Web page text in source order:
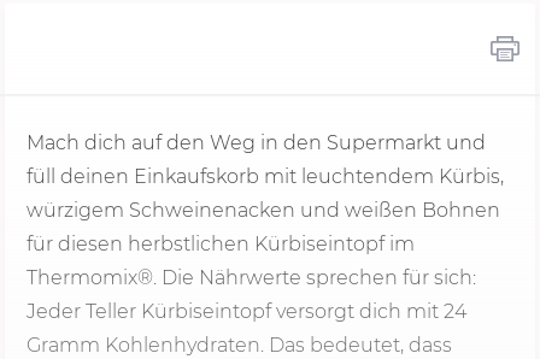
Mach dich auf den Weg in den Supermarkt und
füll deinen Einkaufskorb mit leuchtendem Kürbis,
würzigem Schweinenacken und weißen Bohnen
für diesen herbstlichen Kürbiseintopf im
Thermomix®. Die Nährwerte sprechen für sich:
Jeder Teller Kürbiseintopf versorgt dich mit 24
Gramm Kohlenhydraten. Das bedeutet, dass